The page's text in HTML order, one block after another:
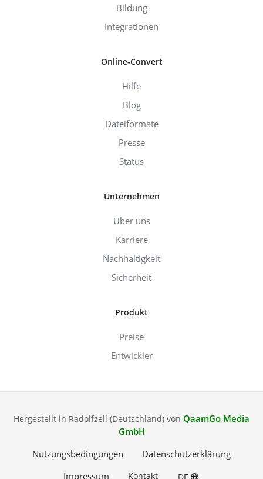
Bildung
Integrationen
Online-Convert
Hilfe
Blog
Dateiformate
Presse
Status
Unternehmen
Über uns
Karriere
Nachhaltigkeit
Sicherheit
Produkt
Preise
Entwickler
Hergestellt in Radolfzell (Deutschland) von QaamGo Media
GmbH
Nutzungsbedingungen
Datenschutzerklärung
Impressum
Kontakt DE